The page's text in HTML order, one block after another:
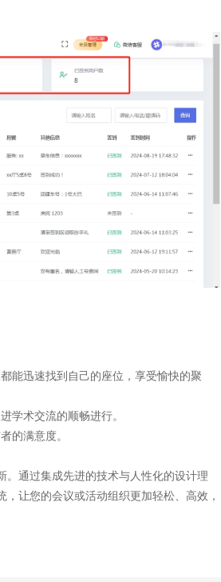
能迅速找到自己的座位，享受愉快的聚
学术交流的顺畅进行。
的满意度。
通过集成先进的技术与人性化的设计理
让您的会议或活动组织更加轻松、高效，